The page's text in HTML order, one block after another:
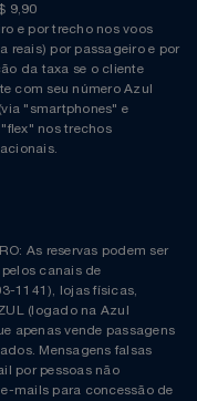
9,90
e por trecho nos voos
reais) por passageiro e por
da taxa se o cliente
com seu número Azul
"smartphones" e
nos trechos
As reservas podem ser
canais de
1141), lojas físicas,
(logado na Azul
apenas vende passagens
Mensagens falsas
por pessoas não
mails para concessão de